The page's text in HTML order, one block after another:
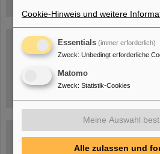
Blog Beam On
Menschen...hinter GSI
Cookie-Hinweis und weitere
Essentials (immer erforderlich)
Zweck: Unbedingt erforderliche
Matomo
Zweck: Statistik-Cookies
Meine Auswahl
Alle zulassen und